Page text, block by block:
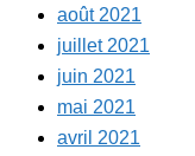
août 2021
juillet 2021
juin 2021
mai 2021
avril 2021